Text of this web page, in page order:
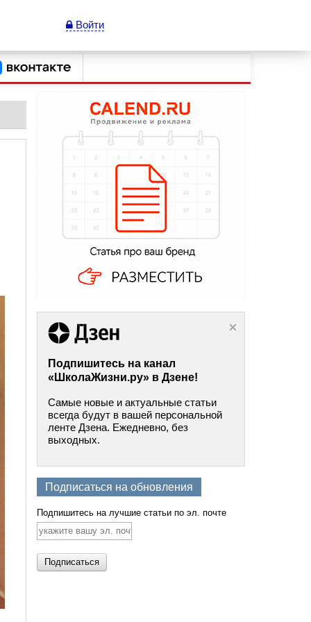
Войти
Подпишитесь на канал
«ШколаЖизни.ру» в Дзене!
Самые новые и актуальные статьи
всегда будут в вашей персональной
ленте Дзена. Ежедневно, без
выходных.
Подписаться на обновления
Подпишитесь на лучшие статьи по эл. почте